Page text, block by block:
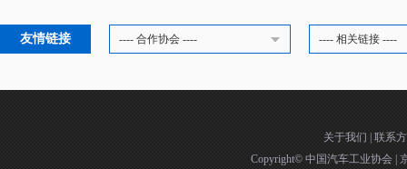
友情链接 ---- 合作协会 ---- ---- 相关链接 ----
关于我们
联系
Copyright© 中国汽车工业协会